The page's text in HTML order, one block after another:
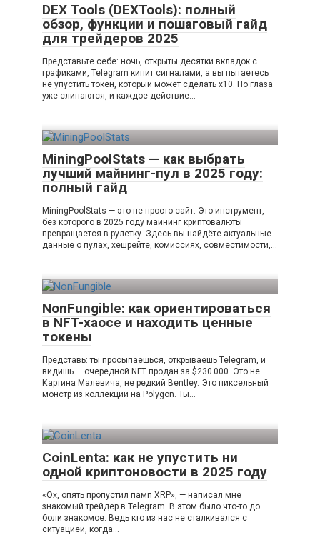
DEX Tools (DEXTools): полный
обзор, функции и пошаговый гайд
для трейдеров 2025
Представьте себе: ночь, открыты десятки вкладок с
графиками, Telegram кипит сигналами, а вы пытаетесь
не упустить токен, который может сделать x10. Но глаза
уже слипаются, и каждое действие…
MiningPoolStats — как выбрать
лучший майнинг-пул в 2025 году:
полный гайд
MiningPoolStats — это не просто сайт. Это инструмент,
без которого в 2025 году майнинг криптовалюты
превращается в рулетку. Здесь вы найдёте актуальные
данные о пулах, хешрейте, комиссиях, совместимости,…
NonFungible: как ориентироваться
в NFT-хаосе и находить ценные
токены
Представь: ты просыпаешься, открываешь Telegram, и
видишь — очередной NFT продан за $230 000. Это не
Картина Малевича, не редкий Bentley. Это пиксельный
монстр из коллекции на Polygon. Ты…
CoinLenta: как не упустить ни
одной криптоновости в 2025 году
«Ох, опять пропустил памп XRP», — написал мне
знакомый трейдер в Telegram. В этом было что-то до
боли знакомое. Ведь кто из нас не сталкивался с
ситуацией, когда…